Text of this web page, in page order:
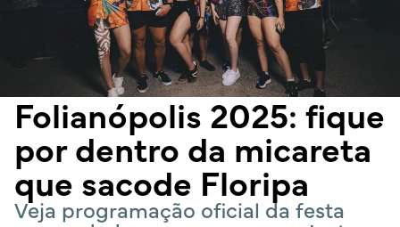
Folianópolis 2025: fique
por dentro da micareta
que sacode Floripa
Veja programação oficial da festa